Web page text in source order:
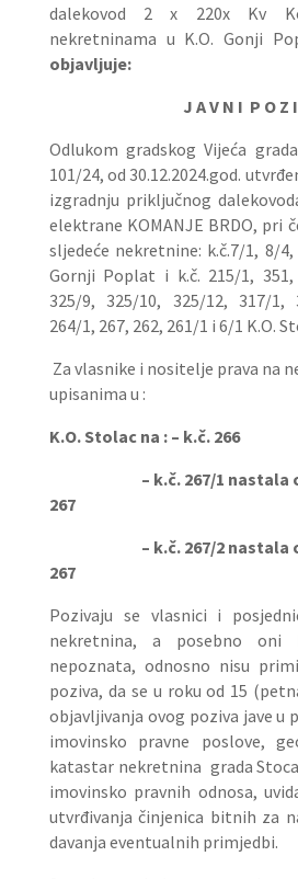
dalekovod 2 x 220x Kv
nekretninama u K.O. Gonji
objavljuje:
J A V N I P O Z
Odlukom gradskog Vijeća
101/24, od 30.12.2024.god.
izgradnju priključnog
elektrane KOMANJE BRDO, pri
sljedeće nekretnine: k.č.7/1, 8/
Gornji Poplat i k.č. 215/1, 351,
325/9, 325/10, 325/12, 317/1,
264/1, 267, 262, 261/1 i 6/1 K.O.
Za vlasnike i nositelje prava na
upisanima u :
K.O. Stolac na : – k.č. 266
– k.č. 267/1 nastala
267
– k.č. 267/2 nastala
267
Pozivaju se vlasnici i
nekretnina, a posebno oni
nepoznata, odnosno nisu
poziva, da se u roku od 15
objavljivanja ovog poziva jave u
imovinsko pravne poslove,
katastar nekretnina grada
imovinsko pravnih odnosa,
utvrđivanja činjenica bitnih za
davanja eventualnih primjedbi.